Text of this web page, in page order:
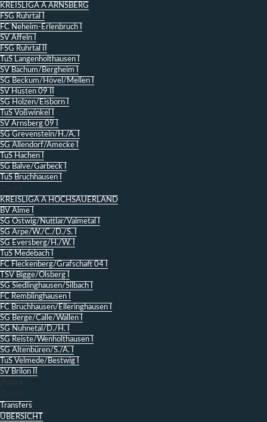
KREISLIGA A ARNSBERG
FSG Ruhrtal I
FC Neheim-Erlenbruch I
SV Affeln I
FSG Ruhrtal II
TuS Langenholthausen I
SV Bachum/Bergheim I
SG Beckum/Hövel/Mellen I
SV Hüsten 09 II
SG Holzen/Eisborn I
TuS Voßwinkel I
SV Arnsberg 09 I
SG Grevenstein/H./A. I
SG Allendorf/Amecke I
TuS Hachen I
SG Balve/Garbeck I
TuS Bruchhausen I
Zurück
KREISLIGA A HOCHSAUERLAND
BV Alme I
SG Ostwig/Nuttlar/Valmetal I
SG Arpe/W./C./D./S. I
SG Eversberg/H./W. I
TuS Medebach I
FC Fleckenberg/Grafschaft 04 I
TSV Bigge/Olsberg I
SG Siedlinghausen/Silbach I
FC Remblinghausen I
FC Bruchhausen/Elleringhausen I
SG Berge/Calle/Wallen I
SG Nuhnetal/D./H. I
SG Reiste/Wenholthausen I
SG Altenbüren/S./A. I
TuS Velmede/Bestwig I
SV Brilon II
Zurück
Zurück
Transfers
ÜBERSICHT